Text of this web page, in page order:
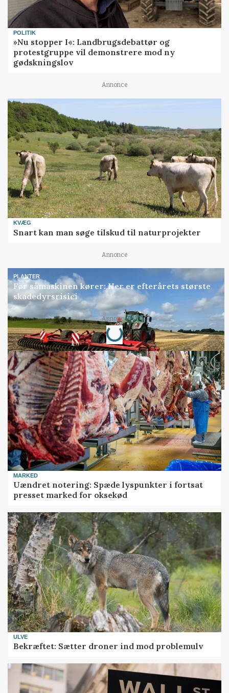
POLITIK
»Nu stopper I«: Landbrugsdebattør og
protestgruppe vil demonstrere mod ny
gødskningslov
Annonce
KVÆG
Snart kan man søge tilskud til naturprojekter
Annonce
PLANTER
Før såmaskinen kører: Her er efterårets største
skadedyrsrisici
Annonce
Loading...
MARKED
Uændret notering: Spæde lyspunkter i fortsat
presset marked for oksekød
ULVE
Bekræftet: Sætter droner ind mod problemulv